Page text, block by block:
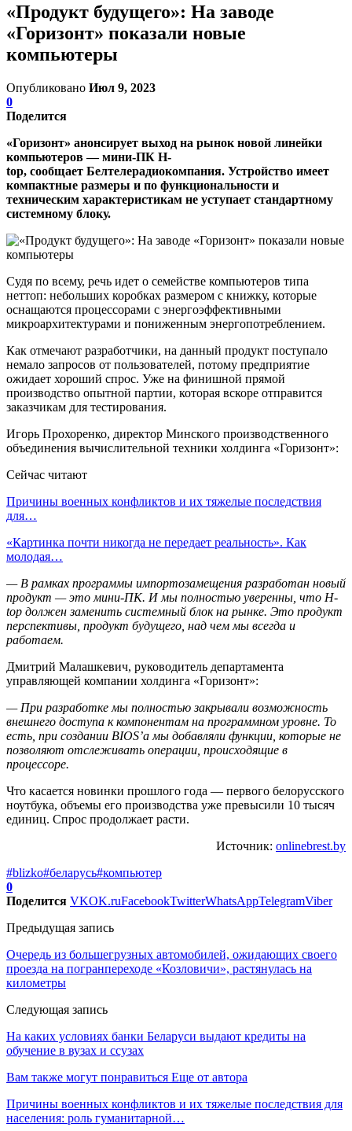
«Продукт будущего»: На заводе
«Горизонт» показали новые
компьютеры
Опубликовано Июл 9, 2023
0
Поделится
«Горизонт» анонсирует выход на рынок новой линейки
компьютеров — мини-ПК H-
top, сообщает Белтелерадиокомпания. Устройство имеет
компактные размеры и по функциональности и
техническим характеристикам не уступает стандартному
системному блоку.
Судя по всему, речь идет о семействе компьютеров типа
неттоп: небольших коробках размером с книжку, которые
оснащаются процессорами с энергоэффективными
микроархитектурами и пониженным энергопотреблением.
Как отмечают разработчики, на данный продукт поступало
немало запросов от пользователей, потому предприятие
ожидает хороший спрос. Уже на финишной прямой
производство опытной партии, которая вскоре отправится
заказчикам для тестирования.
Игорь Прохоренко, директор Минского производственного
объединения вычислительной техники холдинга «Горизонт»:
Сейчас читают
Причины военных конфликтов и их тяжелые последствия
для…
«Картинка почти никогда не передает реальность». Как
молодая…
— В рамках программы импортозамещения разработан новый
продукт — это мини-ПК. И мы полностью уверенны, что H-
top должен заменить системный блок на рынке. Это продукт
перспективы, продукт будущего, над чем мы всегда и
работаем.
Дмитрий Малашкевич, руководитель департамента
управляющей компании холдинга «Горизонт»:
— При разработке мы полностью закрывали возможность
внешнего доступа к компонентам на программном уровне. То
есть, при создании BIOS’a мы добавляли функции, которые не
позволяют отслеживать операции, происходящие в
процессоре.
Что касается новинки прошлого года — первого белорусского
ноутбука, объемы его производства уже превысили 10 тысяч
единиц. Спрос продолжает расти.
Источник: onlinebrest.by
#blizko#беларусь#компьютер
0
Поделится VKOK.ruFacebookTwitterWhatsAppTelegramViber
Предыдущая запись
Очередь из большегрузных автомобилей, ожидающих своего
проезда на погранпереходе «Козловичи», растянулась на
километры
Следующая запись
На каких условиях банки Беларуси выдают кредиты на
обучение в вузах и ссузах
Вам также могут понравиться Еще от автора
Причины военных конфликтов и их тяжелые последствия для
населения: роль гуманитарной…